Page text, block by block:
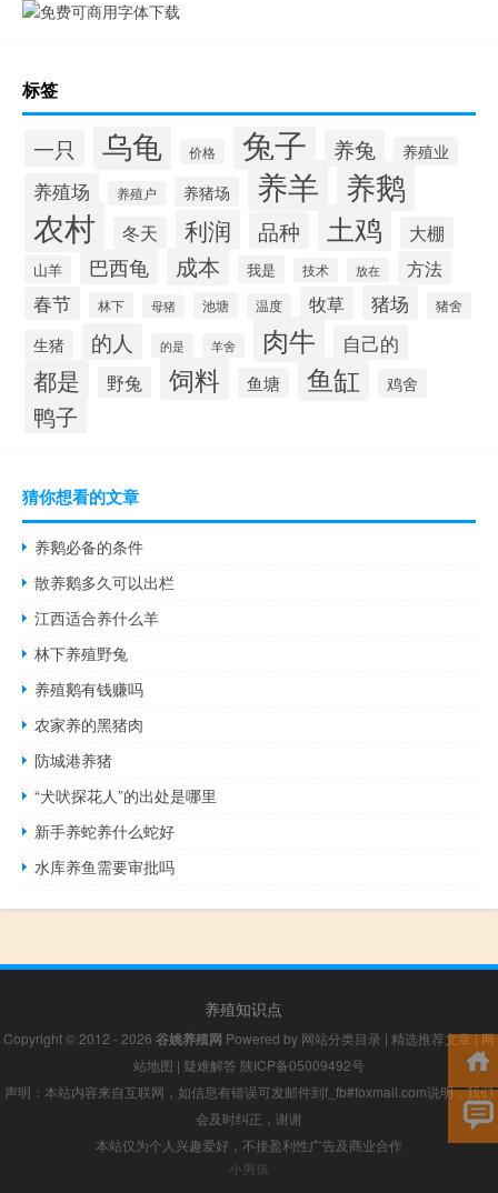
标签
一只 乌龟 价格 兔子 养兔 养殖业
养殖场 养殖户 养猪场 养羊 养鹅
农村 冬天 利润 品种 土鸡 大棚
山羊 巴西龟 成本 我是 技术 放在
方法
春节
林下 母猪 池塘 温度 牧草 猪场 猪舍
生猪 的人 的是 羊舍 肉牛 自己的
都是 野兔 饲料 鱼塘 鱼缸 鸡舍
鸭子
猜你想看的文章
养鹅必备的条件
散养鹅多久可以出栏
江西适合养什么羊
林下养殖野兔
养殖鹅有钱赚吗
农家养的黑猪肉
防城港养猪
“犬吠探花人”的出处是哪里
新手养蛇养什么蛇好
水库养鱼需要审批吗
养殖知识点
Copyright © 2012 - 2026 谷姚养殖网 Powered by 网站分类目录 | 精选推荐文章|网
站地图 | 疑难解答 陕ICP备05009492号
声明：本站内容来自互联网，如信息有错误可发邮件到f_fb#foxmail.com说明，我们
会及时纠正，谢谢
本站仅为个人兴趣爱好，不接盈利性广告及商业合作
小男孩